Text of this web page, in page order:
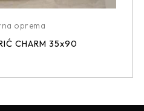
oprema
CHARM 35x90